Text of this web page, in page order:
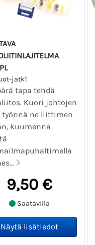
jatk1
tapa tehdä
Kuori johtojen
työnnä ne liittimen
kuumenna
9,50 €
Saatavilla